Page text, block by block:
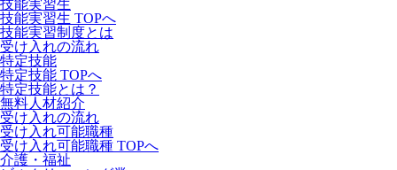
技能実習生
技能実習生 TOPへ
技能実習制度とは
受け入れの流れ
特定技能
特定技能 TOPへ
特定技能とは？
無料人材紹介
受け入れの流れ
受け入れ可能職種
受け入れ可能職種 TOPへ
介護・福祉